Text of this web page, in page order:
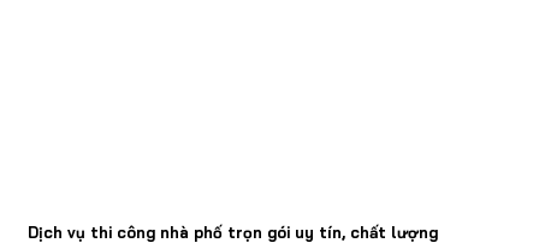
Dịch vụ thi công nhà phố trọn gói uy tín, chất lượng